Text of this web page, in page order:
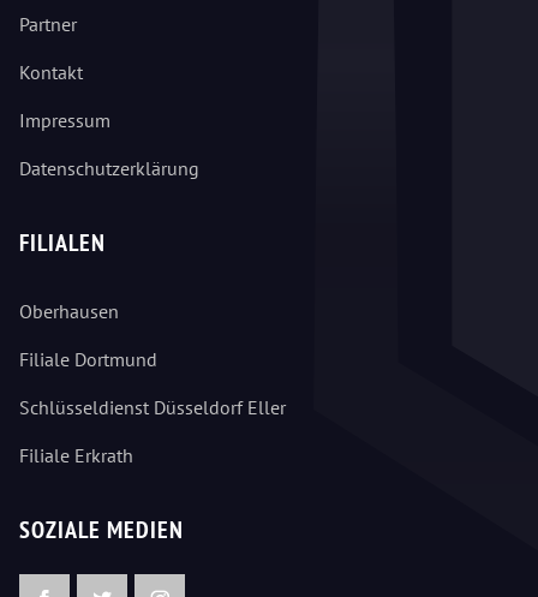
Partner
Kontakt
Impressum
Datenschutzerklärung
FILIALEN
Oberhausen
Filiale Dortmund
Schlüsseldienst Düsseldorf Eller
Filiale Erkrath
SOZIALE MEDIEN